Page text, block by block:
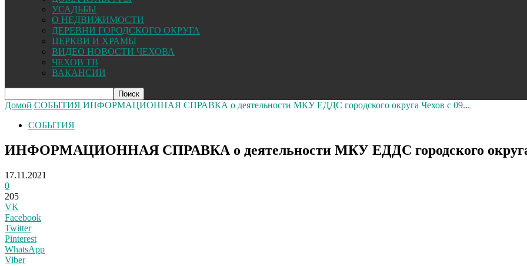
УСАДЬБЫ
О НЕДВИЖИМОСТИ
ДЕРЕВНИ ГОРОДСКОГО ОКРУГА
ЦЕРКВИ И ХРАМЫ
ВИДЕО НОВОСТИ ЧЕХОВА
ЧЕХОВ ТВ
ВАКАНСИИ
Домой СОБЫТИЯ ИНФОРМАЦИОННАЯ СПРАВКА о деятельности МКУ ЕДДС городского округа Чехов с 09...
СОБЫТИЯ
ИНФОРМАЦИОННАЯ СПРАВКА о деятельности МКУ ЕДДС городского округа
17.11.2021
0
205
VK
Facebook
Twitter
Pinterest
WhatsApp
Viber